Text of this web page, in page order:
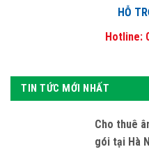
HỖ
Hotline:
TIN TỨC MỚI NHẤT
Cho thuê
gói tại Hà